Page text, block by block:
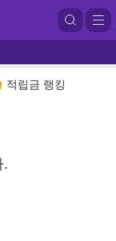
적립금 랭킹
.